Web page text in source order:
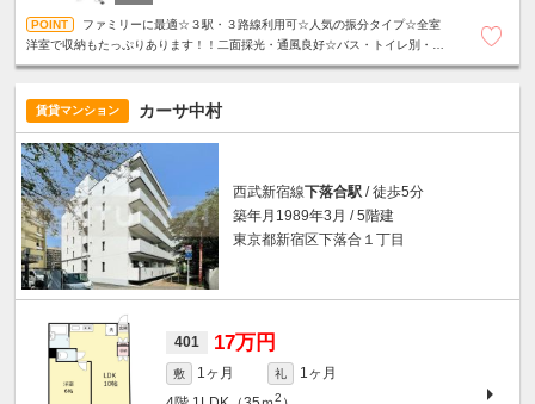
ファミリーに最適☆３駅・３路線利用可☆人気の振分タイプ☆全室
洋室で収納もたっぷりあります！！二面採光・通風良好☆バス・トイレ別・独
賃貸マンション カーサ中村
西武新宿線下落合駅 / 徒歩5分
築年月1989年3月 / 5階建
東京都新宿区下落合１丁目
401 17万円
敷 1ヶ月 礼
1ヶ月
2